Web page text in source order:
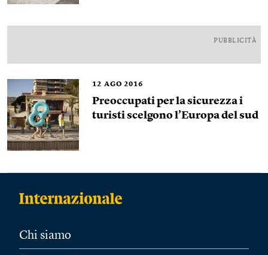
PUBBLICITÀ
12 AGO 2016
Preoccupati per la sicurezza i
turisti scelgono l’Europa del sud
Chi siamo